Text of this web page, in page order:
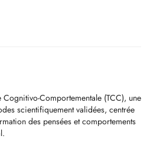
Cognitivo-Comportementale (TCC), une
scientifiquement validées, centrée
des pensées et comportements